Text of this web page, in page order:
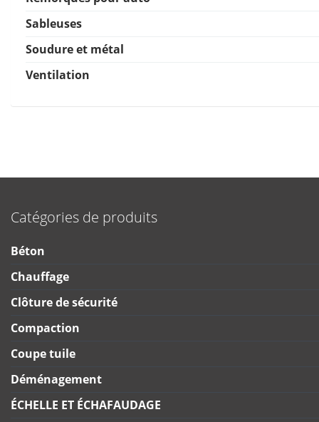
Sableuses
Soudure et métal
Ventilation
Catégories de produits
Béton
Chauffage
Clôture de sécurité
Compaction
Coupe tuile
Déménagement
ÉCHELLE ET ÉCHAFAUDAGE